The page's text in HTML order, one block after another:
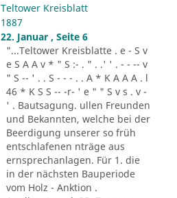
Teltower Kreisblatt
1887
22. Januar , Seite 6
"...Teltower Kreisblatte . e - S v
e S A A v * " S :- . " . .' ' . - - -- v
" S -- ' . . S - - - . . A * K A A A . l
46 * K S S -- -r- ' e " " S v s . v -
' . Bautsagung. ullen Freunden
und Bekannten, welche bei der
Beerdigung unserer so früh
entschlafenen nträge aus
ernsprechanlagen. Für 1. die
in der nächsten Bauperiode
vom Holz - Anktion .